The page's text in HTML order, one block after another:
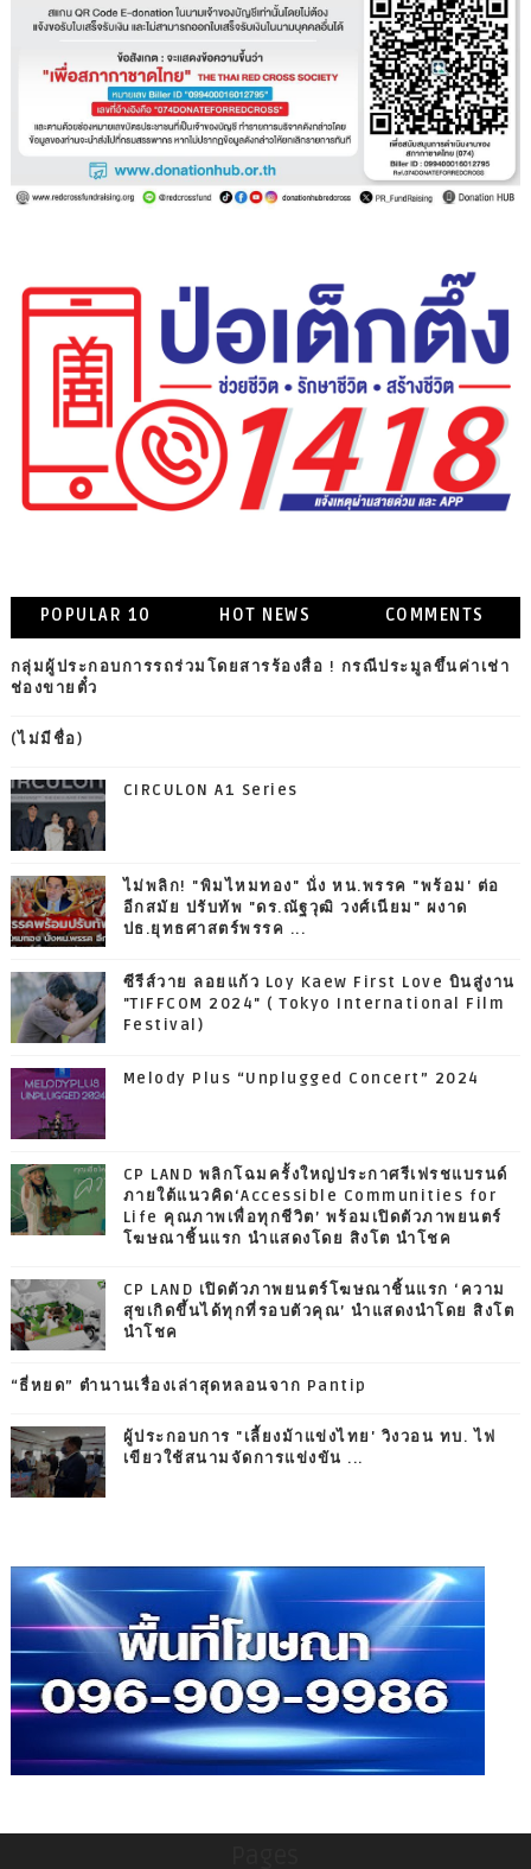
POPULAR 10 HOT NEWS COMMENTS
กลุ่มผู้ประกอบการรถร่วมโดยสารร้องสื่อ ! กรณีประมูลขึ้นค่าเช่า
ช่องขายตั๋ว
(ไม่มีชื่อ)
CIRCULON A1 Series
ไม่พลิก! "พิมไหมทอง" นั่ง หน.พรรค "พร้อม' ต่อ
อีกสมัย ปรับทัพ "ดร.ณัฐวุฒิ วงศ์เนียม" ผงาด
ปธ.ยุทธศาสตร์พรรค ...
ซีรีส์วาย ลอยแก้ว Loy Kaew First Love บินสู่งาน
"TIFFCOM 2024" ( Tokyo International Film
Festival)
Melody Plus “Unplugged Concert” 2024
CP LAND พลิกโฉมครั้งใหญ่ประกาศรีเฟรชแบรนด์
ภายใต้แนวคิด‘Accessible Communities for
Life คุณภาพเพื่อทุกชีวิต’ พร้อมเปิดตัวภาพยนตร์
โฆษณาชิ้นแรก นำแสดงโดย สิงโต นำโชค
CP LAND เปิดตัวภาพยนตร์โฆษณาชิ้นแรก ‘ความ
สุขเกิดขึ้นได้ทุกที่รอบตัวคุณ’ นำแสดงนำโดย สิงโต
นำโชค
“ธี่หยด” ตำนานเรื่องเล่าสุดหลอนจาก Pantip
ผู้ประกอบการ "เลี้ยงม้าแข่งไทย' วิงวอน ทบ. ไฟ
เขียวใช้สนามจัดการแข่งขัน ...